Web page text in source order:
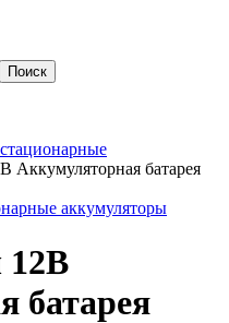
Поиск
батарея
аккумуляторы
12В
батарея